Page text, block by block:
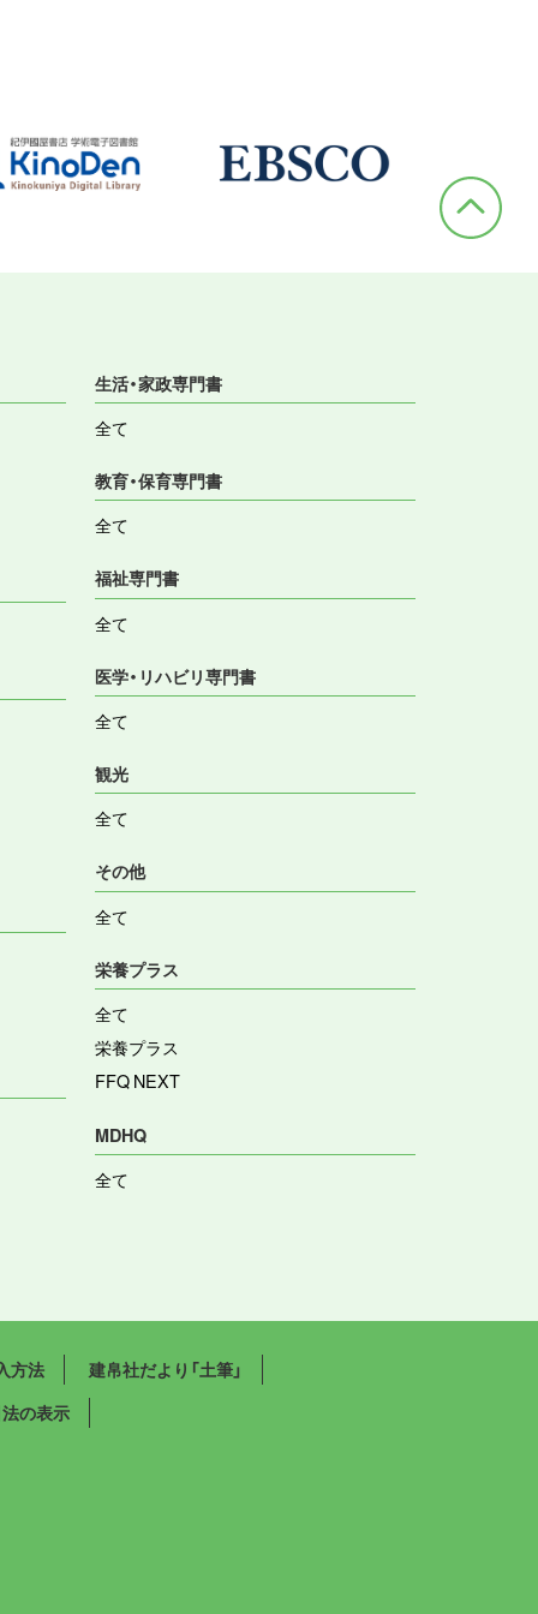
生活・家政専門書
全て
教育・保育専門書
全て
福祉専門書
全て
医学・リハビリ専門書
全て
観光
全て
その他
全て
栄養プラス
全て
栄養プラス
FFQ NEXT
MDHQ
全て
方法
建帛社だより「土筆」
の表示